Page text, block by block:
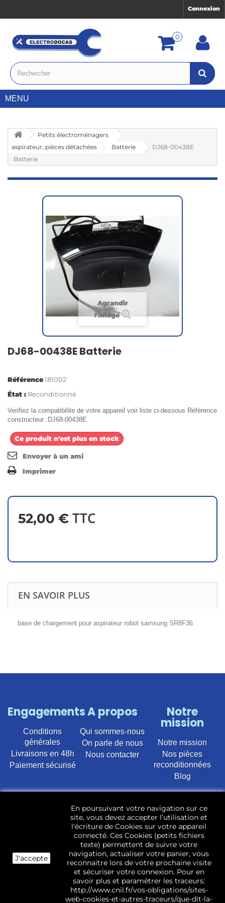
Connexion
0
MENU
Petits électroménagers
aspirateur, pièces détachées
Batterie
DJ68-00438E
Batterie
Agrandir
l'image
DJ68-00438E Batterie
Référence181002
État : Reconditionné
Verifiez la compatibilite de votre appareil voir liste ci-dessous Référence
constructeur :DJ68-00438E
Ce produit n'est plus en stock
Envoyer à un ami
Imprimer
52,00 € TTC
EN SAVOIR PLUS
base de chargement pour aspirateur robot samsung SR8F36
Engagements
Conditions
générales
Livraisons en 48h
Paiement sécurisé
A propos
Qui sommes-nous
On parle de nous
Nous contacter
Notre
mission
Notre mission
Nos pièces
reconditionnées
Blog
d’occasion pour toutes marques et modèles. Plus de
22 400 références (Lave-linge, Sèche-linge, Lave-
vaisselle, Micro-ondes, Fours, Cuisinières, Plaques de
cuisson, Réfrigérateurs, Congélateurs, aspirateurs,
Télévisions, LCD, Plasma, Téléviseur.)
Les pièces d’occasion sont révisées, testées pas nos
techniciens et mises en stock dans notre dépôt.
J'accepte
En poursuivant votre navigation sur ce
site, vous devez accepter l’utilisation et
l'écriture de Cookies sur votre appareil
connecté. Ces Cookies (petits fichiers
texte) permettent de suivre votre
navigation, actualiser votre panier, vous
reconnaitre lors de votre prochaine visite
et sécuriser votre connexion. Pour en
savoir plus et paramétrer les traceurs:
http://www.cnil.fr/vos-obligations/sites-
web-cookies-et-autres-traceurs/que-dit-la-